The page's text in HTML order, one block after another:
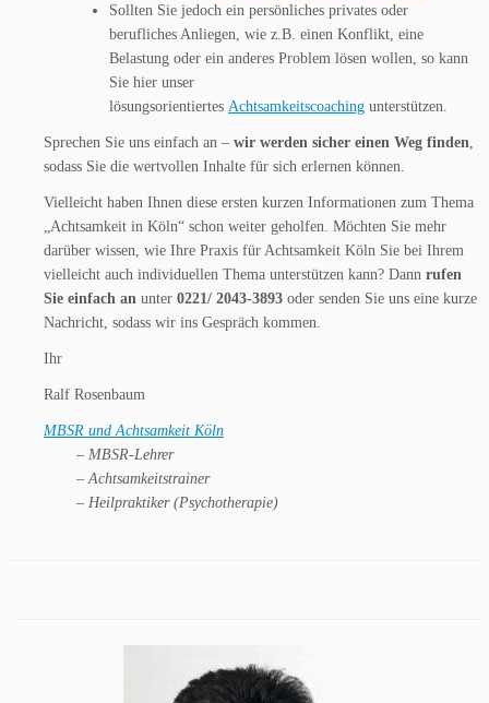
Sollten Sie jedoch ein persönliches privates oder
berufliches Anliegen, wie z.B. einen Konflikt, eine
Belastung oder ein anderes Problem lösen wollen, so kann
Sie hier unser
lösungsorientiertes Achtsamkeitscoaching unterstützen.
Sprechen Sie uns einfach an – wir werden sicher einen Weg finden
sodass Sie die wertvollen Inhalte für sich erlernen können.
Vielleicht haben Ihnen diese ersten kurzen Informationen zum Thema
„Achtsamkeit in Köln“ schon weiter geholfen. Möchten Sie mehr
darüber wissen, wie Ihre Praxis für Achtsamkeit Köln Sie bei Ihrem
vielleicht auch individuellen Thema unterstützen kann? Dann rufen
Sie einfach an unter 0221/ 2043-3893 oder senden Sie uns eine kurze
Nachricht, sodass wir ins Gespräch kommen.
Ihr
Ralf Rosenbaum
MBSR und Achtsamkeit Köln
– MBSR-Lehrer
– Achtsamkeitstrainer
– Heilpraktiker (Psychotherapie)